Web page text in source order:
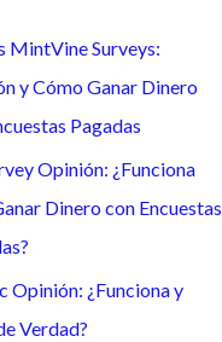
MintVine Surveys:
y Cómo Ganar Dinero
Pagadas
Opinión: ¿Funciona
Dinero con Encuestas
Opinión: ¿Funciona y
Verdad?